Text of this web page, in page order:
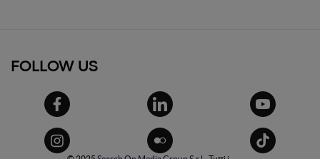
FOLLOW US